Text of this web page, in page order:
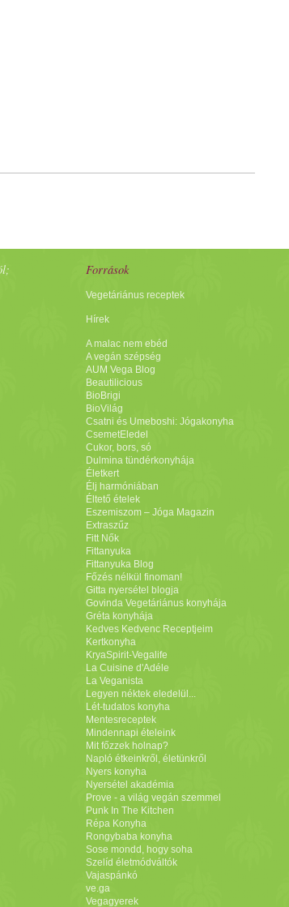
Források
Vegetáriánus receptek
Hírek
A malac nem ebéd
A vegán szépség
AUM Vega Blog
Beautilicious
BioBrigi
BioVilág
Csatni és Umeboshi: Jógakonyha
CsemetEledel
Cukor, bors, só
Dulmina tündérkonyhája
Életkert
Élj harmóniában
Éltető ételek
Eszemiszom – Jóga Magazin
Extraszűz
Fitt Nők
Fittanyuka
Fittanyuka Blog
Főzés nélkül finoman!
Gitta nyersétel blogja
Govinda Vegetáriánus konyhája
Gréta konyhája
Kedves Kedvenc Receptjeim
Kertkonyha
KryaSpirit-Vegalife
La Cuisine d'Adéle
La Veganista
Legyen néktek eledelül...
Lét-tudatos konyha
Mentesreceptek
Mindennapi ételeink
Mit főzzek holnap?
Napló étkeinkről, életünkről
Nyers konyha
Nyersétel akadémia
Prove - a világ vegán szemmel
Punk In The Kitchen
Répa Konyha
Rongybaba konyha
Sose mondd, hogy soha
Szelíd életmódváltók
Vajaspánkó
ve.ga
Vegagyerek